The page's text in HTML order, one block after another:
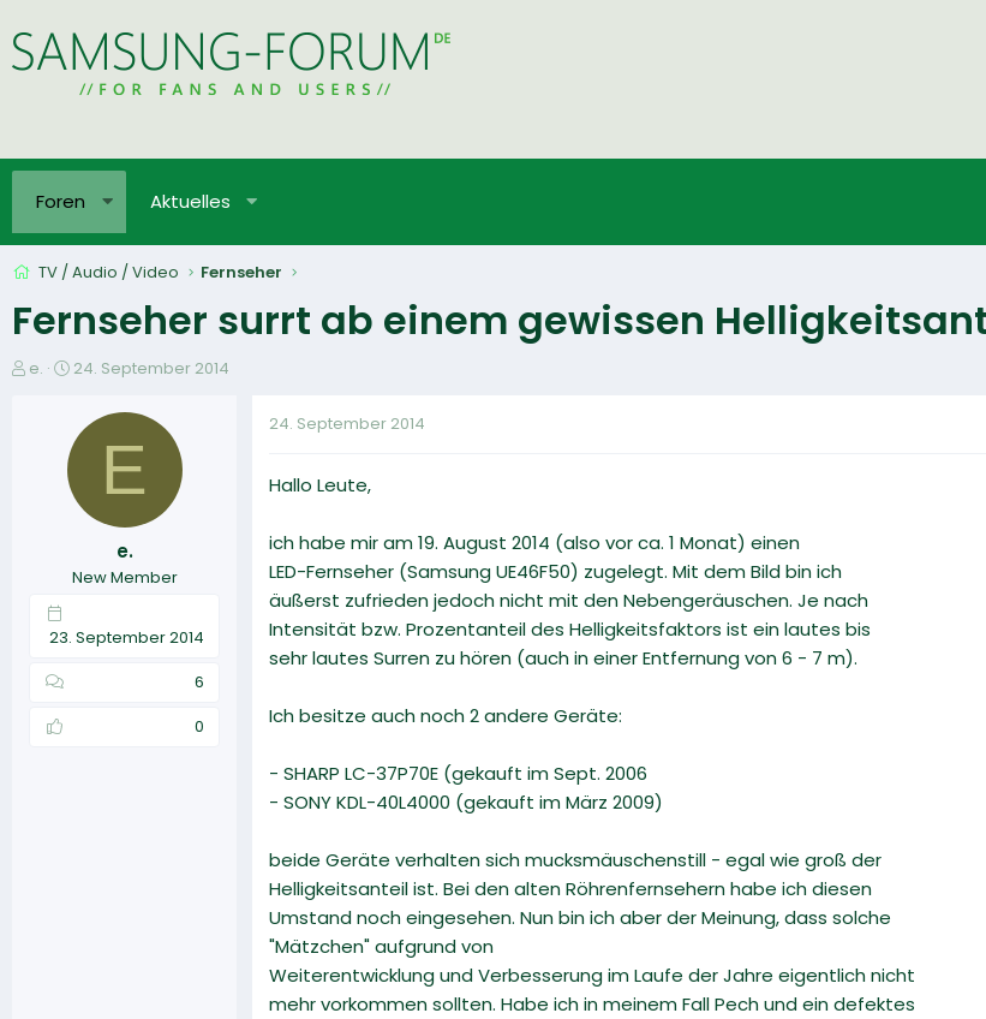
Foren Aktuelles
TV / Audio / Video Fernseher
Fernseher surrt ab einem gewissen
E
e.
E
t
m
24. September 2014
E
e.
New Member
23. September 2014
6
0
24. September 2014
Hallo Leute,
ich habe mir am 19. August 2014 (also vor ca. 1 Monat) einen
LED-Fernseher (Samsung UE46F50) zugelegt. Mit dem Bild bin ich
äußerst zufrieden jedoch nicht mit den Nebengeräuschen. Je nach
Intensität bzw. Prozentanteil des Helligkeitsfaktors ist ein lautes bis
sehr lautes Surren zu hören (auch in einer Entfernung von 6 - 7 m).
Ich besitze auch noch 2 andere Geräte:
- SHARP LC-37P70E (gekauft im Sept. 2006
- SONY KDL-40L4000 (gekauft im März 2009)
beide Geräte verhalten sich mucksmäuschenstill - egal wie groß der
Helligkeitsanteil ist. Bei den alten Röhrenfernsehern habe ich diesen
Umstand noch eingesehen. Nun bin ich aber der Meinung, dass solche
"Mätzchen" aufgrund von
Weiterentwicklung und Verbesserung im Laufe der Jahre eigentlich nicht
mehr vorkommen sollten. Habe ich in meinem Fall Pech und ein defektes